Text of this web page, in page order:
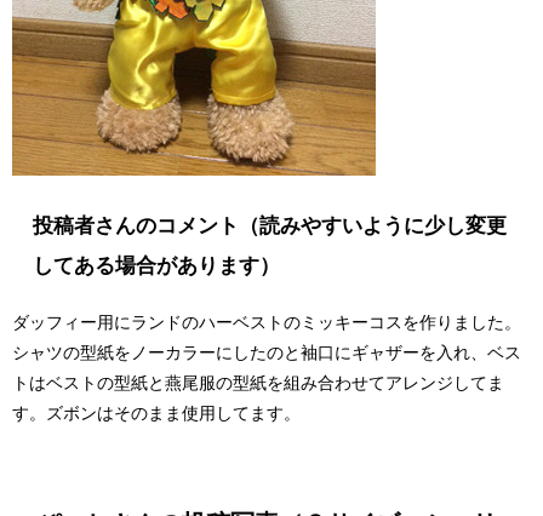
投稿者さんのコメント（読みやすいように少し変更
してある場合があります）
ダッフィー用にランドのハーベストのミッキーコスを作りました。
シャツの型紙をノーカラーにしたのと袖口にギャザーを入れ、ベス
トはベストの型紙と燕尾服の型紙を組み合わせてアレンジしてま
す。ズボンはそのまま使用してます。